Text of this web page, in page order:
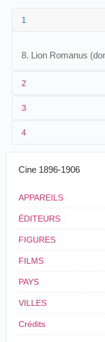
1
8. Lion Romanus
2
1
2
3
<21/03/1901
4
[France]
3
4
Cine 1896-1906
APPAREILS
ÉDITEURS
FIGURES
FILMS
PAYS
VILLES
Crédits